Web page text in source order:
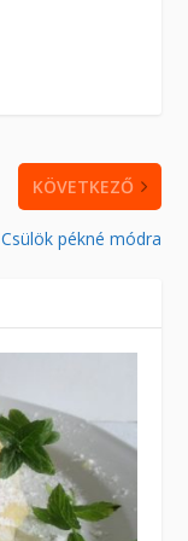
KÖVETKEZŐ
Csülök pékné módra